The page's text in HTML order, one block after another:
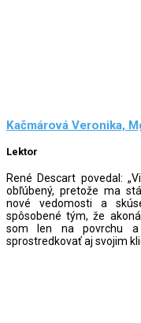
Kačmárová Veronika,
Lektor
René Descart povedal:
obľúbený, pretože ma
nové vedomosti a
spôsobené tým, že
som len na povrchu
sprostredkovať aj svojim